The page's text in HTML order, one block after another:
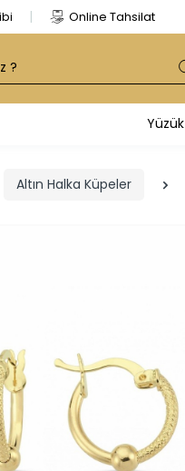
Online Tahsilat
Yüzük
Altın Halka Küpeler